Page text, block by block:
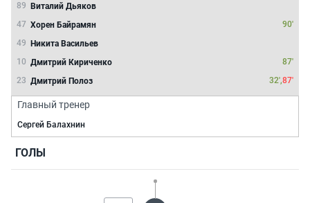
89 Виталий Дьяков
47 Хорен Байрамян
90'
49 Никита Васильев
10 Дмитрий Кириченко
87'
23 Дмитрий Полоз 32',87'
Главный тренер
Сергей Балахнин
ГОЛЫ